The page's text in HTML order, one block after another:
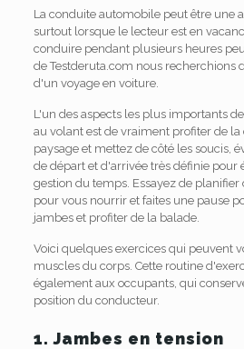
La conduite automobile peut être une
surtout lorsque le lecteur est en
conduire pendant plusieurs heures
de Testderuta.com nous recherchions
d'un voyage en voiture.
L'un des aspects les plus importants
au volant est de vraiment profiter de
paysage et mettez de côté les soucis,
de départ et d'arrivée très définie pour
gestion du temps. Essayez de planifier
pour vous nourrir et faites une pause
jambes et profiter de la balade.
Voici quelques exercices qui peuvent
muscles du corps. Cette routine
également aux occupants, qui
position du conducteur.
1. Jambes en tension